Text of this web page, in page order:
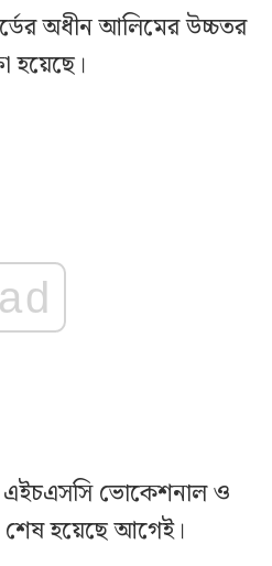
অধীন আলিমের উচ্চতর
হয়েছে।
ad
এইচএসসি ভোকেশনাল ও
শেষ হয়েছে আগেই।